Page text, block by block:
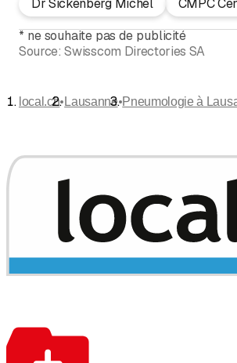
Dr Sickenberg Michel
CMPC
* ne souhaite pas de publicité
Source: Swisscom Directories SA
local.ch• Lausanne•Pneumologie à